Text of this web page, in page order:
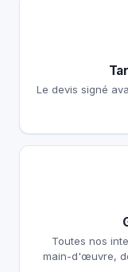
Le devis signé
Toutes nos
main-d'œuvre,